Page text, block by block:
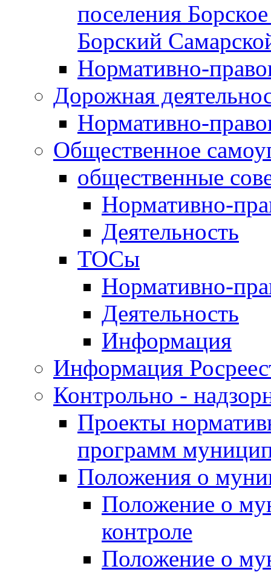
поселения
Борский
Нормативно-
Дорожная
Нормативно-
Общественное
общественные
Нормативно-
Деятельность
ТОСы
Нормативно-
Деятельность
Информация
Информация
Контрольно -
Проекты
программ
Положения о
Положение о
контроле
Положение о